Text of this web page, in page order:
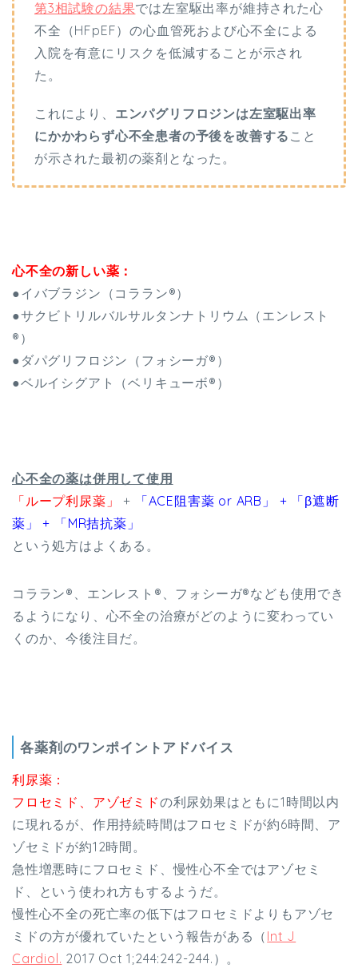
第3相試験の結果では左室駆出率が維持された心
不全（HFpEF）の心血管死および心不全による
入院を有意にリスクを低減することが示され
た。
これにより、 エンパグリフロジンは左室駆出率
にかかわらず心不全患者の予後を改善する こと
が示された最初の薬剤となった。
心不全の新しい薬：
●イバブラジン（コララン®）
●サクビトリルバルサルタンナトリウム（エンレスト
®）
●ダパグリフロジン（フォシーガ®）
●ベルイシグアト（ベリキューボ®）
心不全の薬は併用して使用
「ループ利尿薬」 +
「ACE阻害薬 or ARB」 + 「β遮断
薬」 + 「MR拮抗薬」
という処方はよくある。
コララン®、エンレスト®、フォシーガ®なども使用でき
るようになり、心不全の治療がどのように変わってい
くのか、今後注目だ。
各薬剤のワンポイントアドバイス
利尿薬：
フロセミド、アゾゼミドの利尿効果はともに1時間以内
に現れるが、作用持続時間はフロセミドが約6時間、ア
ゾセミドが約12時間。
急性増悪時にフロセミド、慢性心不全ではアゾセミ
ド、という使われ方もするようだ。
慢性心不全の死亡率の低下はフロセミドよりもアゾセ
ミドの方が優れていたという報告がある（ Int J
Cardiol. 2017 Oct 1;244:242-244.）。